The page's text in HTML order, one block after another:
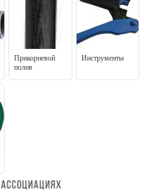
Прикорневой
полив
Инструменты